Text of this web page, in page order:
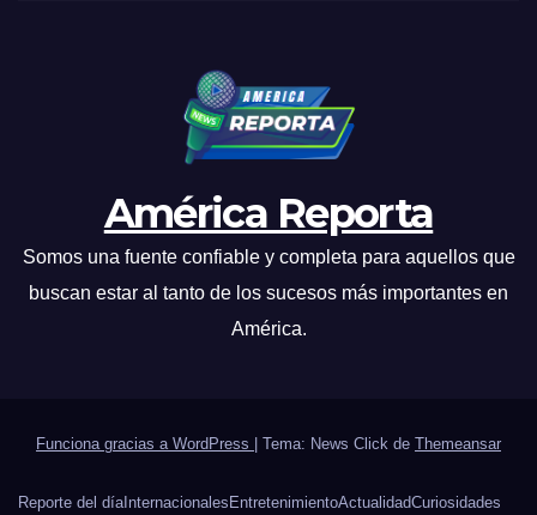
América Reporta
Somos una fuente confiable y completa para aquellos que
buscan estar al tanto de los sucesos más importantes en
América.
Funciona gracias a WordPress Tema: News Click de Themeansar
Reporte del díaInternacionalesEntretenimientoActualidadCuriosidades